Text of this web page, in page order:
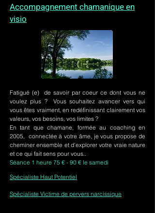
Accompagnement chamanique en
visio
Fatigué (e) de savoir par coeur ce dont vous ne
voulez plus ? Vous souhaitez avancer vers qui
vous êtes vraiment, en redéfinissant clairement vos
valeurs, vos besoins, vos limites ?
En tant que chamane, formée au coaching en
2005, connectée à votre âme, je vous propose de
cheminer ensemble et d'explorer votre vraie nature
et ce qui fait sens pour vous..
Séance 1 heure 75 € - 90 € le samedi
Spécialiste Haut Potentiel
Spécialiste Victime de pervers narcissique